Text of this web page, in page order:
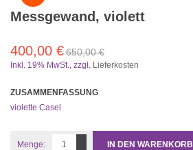
Messgewand, violett
400,00 €650,00 €
Inkl. 19% MwSt. zzgl. Lieferkosten
ZUSAMMENFASSUNG
violette Casel
Menge: IN DEN WARENKORB